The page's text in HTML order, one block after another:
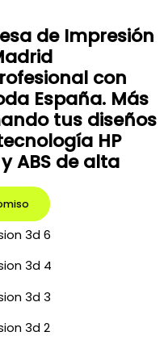
de Impresión
con
España. Más
tus diseños
HP
ABS de alta